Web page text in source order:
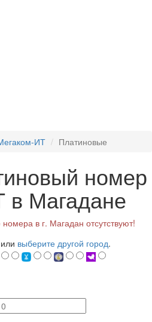
ИТ Платиновые
номер
в Магадане
в г. Магадан отсутствуют!
выберите другой город.